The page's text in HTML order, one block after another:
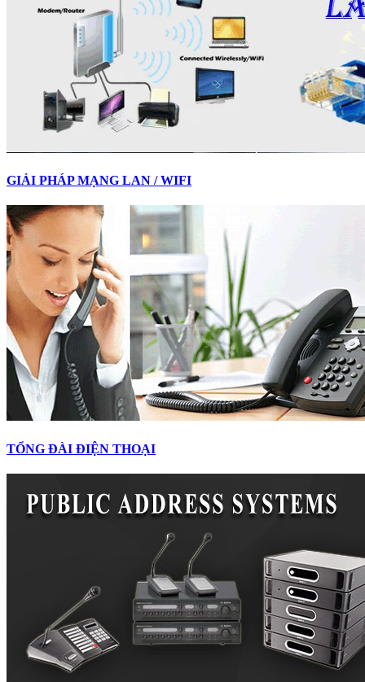
GIẢI PHÁP MẠNG LAN / WIFI
TỔNG ĐÀI ĐIỆN THOẠI